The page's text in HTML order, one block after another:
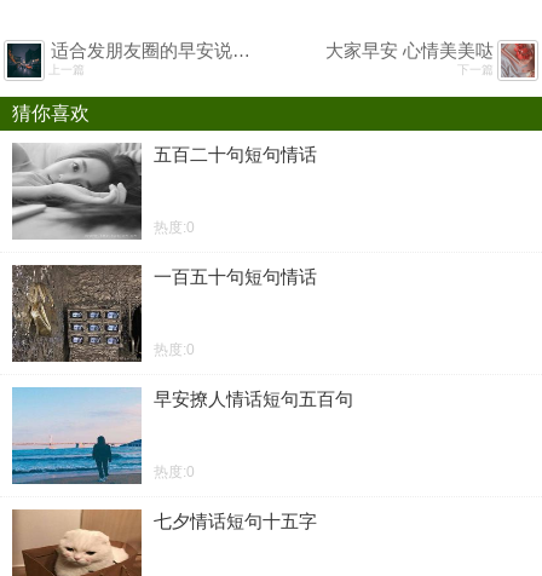
适合发朋友圈的早安说说正能量
上一篇
大家早安 心情美美哒
下一篇
猜你喜欢
五百二十句短句情话
热度:0
一百五十句短句情话
热度:0
早安撩人情话短句五百句
热度:0
七夕情话短句十五字